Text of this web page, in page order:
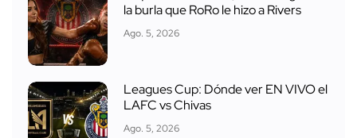
la burla que RoRo le hizo a Rivers
Ago. 5, 2026
Leagues Cup: Dónde ver EN VIVO el
LAFC vs Chivas
Ago. 5, 2026